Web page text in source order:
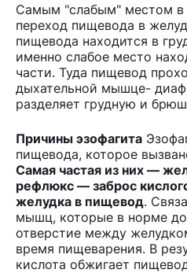
Самым "слабым" местом в
переход пищевода в
пищевода находится в
именно слабое место
части. Туда пищевод
дыхательной мышце-
разделяет грудную и
Причины эзофагита
пищевода, которое
Самая частая из них —
рефлюкс — заброс
желудка в пищевод.
мышц, которые в норме
отверстие между
время пищеварения. В
кислота обжигает